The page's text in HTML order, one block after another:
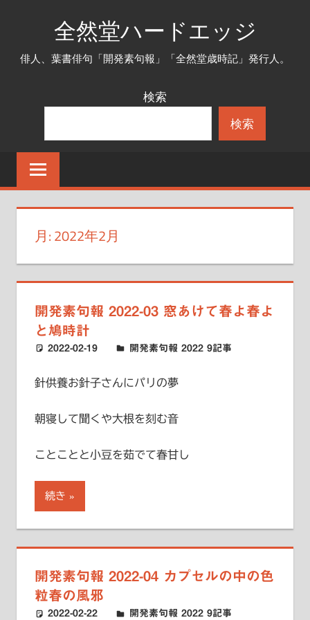
プ
全然堂ハードエッジ
俳人、葉書俳句「開発素句報」「全然堂歳時記」発行人。
検索
検索
月:2022年2月
開発素句報 2022-03 窓あけて春よ春よ
と鳩時計
2022-02-19 ハードエッジ
開発素句報 2022 9記事
針供養お針子さんにパリの夢
朝寝して聞くや大根を刻む音
ことことと小豆を茹でて春甘し
続き
開発素句報 2022-04 カプセルの中の色
粒春の風邪
2022-02-22 ハードエッジ
開発素句報 2022 9記事